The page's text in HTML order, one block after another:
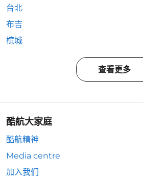
台北
布吉
槟城
查看更多
酷航大家庭
酷航精神
Media centre
加入我们